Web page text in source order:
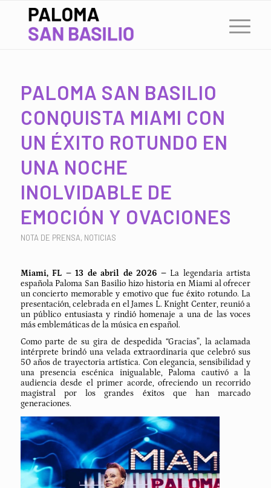
PALOMA SAN BASILIO
CONQUISTA MIAMI CON
UN ÉXITO ROTUNDO EN
UNA NOCHE
INOLVIDABLE DE
EMOCIÓN Y OVACIONES
NOTA DE PRENSA, NOTICIAS
Miami, FL – 13 de abril de 2026 –La legendaria artista
española Paloma San Basilio hizo historia en Miami al ofrecer
un concierto memorable y emotivo que fue éxito rotundo. La
presentación, celebrada en el James L. Knight Center, reunió a
un público entusiasta y rindió homenaje a una de las voces
más emblemáticas de la música en español.
Como parte de su gira de despedida “Gracias”, la aclamada
intérprete brindó una velada extraordinaria que celebró sus
50 años de trayectoria artística. Con elegancia, sensibilidad y
una presencia escénica inigualable, Paloma cautivó a la
audiencia desde el primer acorde, ofreciendo un recorrido
magistral por los grandes éxitos que han marcado
generaciones.